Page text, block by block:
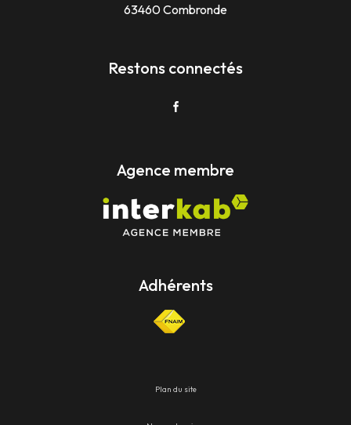
63460 Combronde
Restons connectés
Agence membre
Adhérents
Plan du site